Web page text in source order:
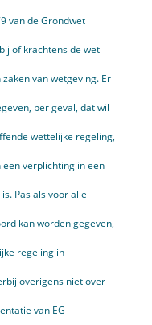
van de Grondwet
of krachtens de wet
van wetgeving. Er
per geval, dat wil
wettelijke regeling,
verplichting in een
Pas als voor alle
kan worden gegeven,
regeling in
overigens niet over
van EG-